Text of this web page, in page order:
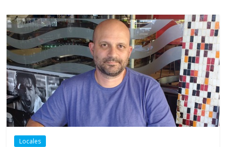
Locales